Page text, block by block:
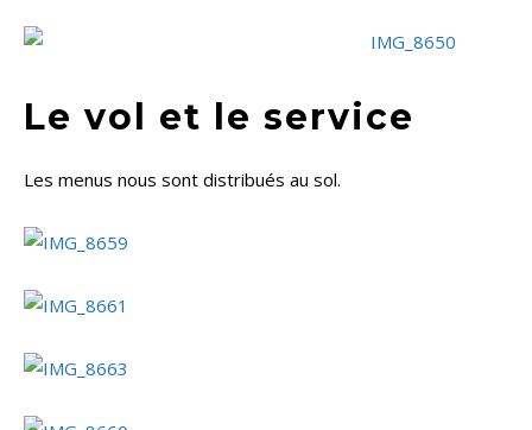
Le vol et le service
Les menus nous sont distribués au sol.